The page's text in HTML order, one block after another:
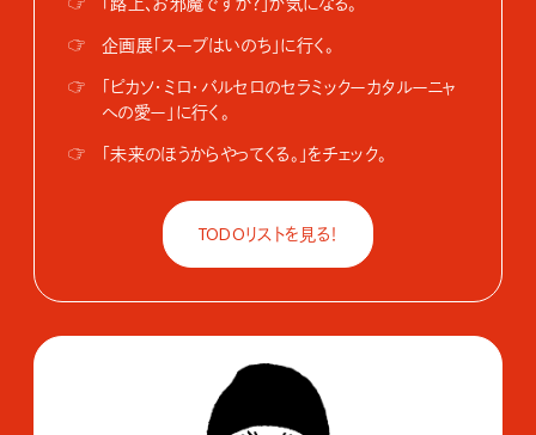
☞
企画展「スープはいのち」に行く。
☞
「ピカソ・ミロ・バルセロのセラミックーカタルーニャ
への愛ー」に行く。
☞
「未来のほうからやってくる。」をチェック。
TODOリストを見る！